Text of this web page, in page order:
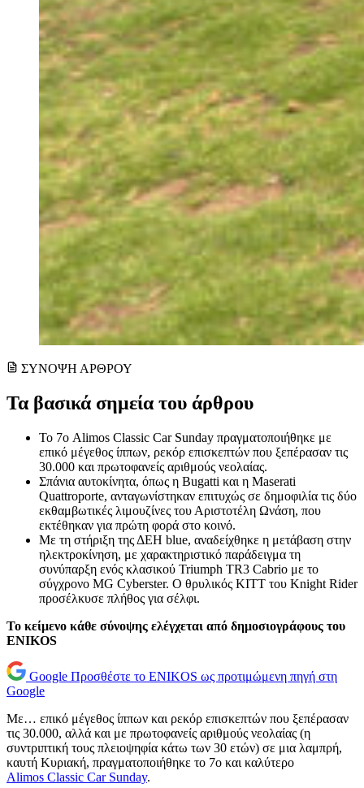
ΣΥΝΟΨΗ ΑΡΘΡΟΥ
Τα βασικά σημεία του άρθρου
Το 7ο Alimos Classic Car Sunday πραγματοποιήθηκε με
επικό μέγεθος ίππων, ρεκόρ επισκεπτών που ξεπέρασαν τις
30.000 και πρωτοφανείς αριθμούς νεολαίας.
Σπάνια αυτοκίνητα, όπως η Bugatti και η Maserati
Quattroporte, ανταγωνίστηκαν επιτυχώς σε δημοφιλία τις δύο
εκθαμβωτικές λιμουζίνες του Αριστοτέλη Ωνάση, που
εκτέθηκαν για πρώτη φορά στο κοινό.
Με τη στήριξη της ΔΕΗ blue, αναδείχθηκε η μετάβαση στην
ηλεκτροκίνηση, με χαρακτηριστικό παράδειγμα τη
συνύπαρξη ενός κλασικού Triumph TR3 Cabrio με το
σύγχρονο MG Cyberster. Ο θρυλικός KITT του Knight Rider
προσέλκυσε πλήθος για σέλφι.
Το κείμενο κάθε σύνοψης ελέγχεται από δημοσιογράφους του
ENIKOS
Google Προσθέστε το ENIKOS ως προτιμώμενη πηγή στη
Google
Με… επικό μέγεθος ίππων και ρεκόρ επισκεπτών που ξεπέρασαν
τις 30.000, αλλά και με πρωτοφανείς αριθμούς νεολαίας (η
συντριπτική τους πλειοψηφία κάτω των 30 ετών) σε μια λαμπρή,
καυτή Κυριακή, πραγματοποιήθηκε το 7ο και καλύτερο
Alimos Classic Car Sunday.